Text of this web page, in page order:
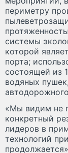
периметру
системы
которой
порта;
состоящей из
водяных
«Мы видим не
конкретный
лидеров в
технологий